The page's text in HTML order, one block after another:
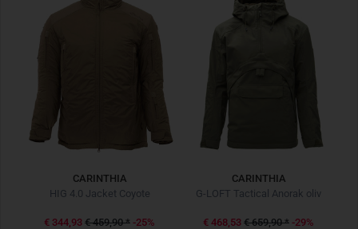
Moderne Baselayer-Hose für Damen
Für die weibliche Anatomie optimiert
Isolation
Flexible Stretch-Thermofleece-Einsätze im gesamten
Beinbereich
Kompakt verstaubar dank integrierter Packsacklösung
Bitte beachtet, dass für den Hersteller Carinthia keine
möglich sind.
CARINTHIA
HIG 4.0 Jacket Coyote
€ 344,93 € 459,90* -25%
CARINTHIA
G-LOFT Tactical Anorak oliv
€ 468,53 € 659,90* -29%